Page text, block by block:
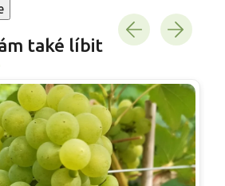
také líbit